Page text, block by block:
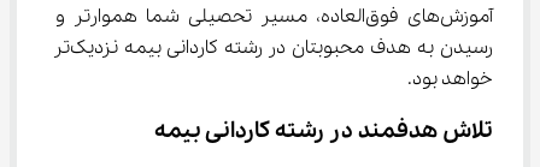
آموزش‌های فوق‌العاده، مسیر تحصیلی شما هموارتر و
رسیدن به هدف محبوبتان در رشته کاردانی بیمه نزدیک‌تر
خواهد بود.
تلاش هدفمند در رشته کاردانی بیمه